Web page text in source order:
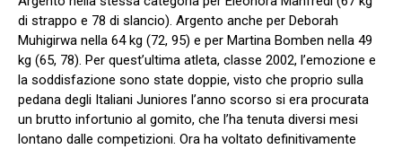
di strappo e 78 di slancio). Argento anche per Deborah
Muhigirwa nella 64 kg (72, 95) e per Martina Bomben nella 49
kg (65, 78). Per quest’ultima atleta, classe 2002, l’emozione e
la soddisfazione sono state doppie, visto che proprio sulla
pedana degli Italiani Juniores l’anno scorso si era procurata
un brutto infortunio al gomito, che l’ha tenuta diversi mesi
lontano dalle competizioni. Ora ha voltato definitivamente